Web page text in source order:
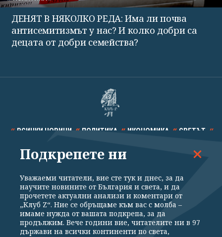
ДЕНЯТ В НЯКОЛКО РЕДА: Има ли почва
антисемитизмът у нас? И колко добри са
децата от добри семейства?
ВСИЧКИ НОВИНИ ПОЛИТИКА ИКОНОМИКА СВЕТЪТ
СПОРТ КУЛТУРА ТЕХНОЛОГИИ КАЛЕЙДОСКОП
Общи условия Политика за поверителност
Подкрепете ни
Уважаеми читатели, вие сте тук и днес, за да
научите новините от България и света, и да
прочетете актуални анализи и коментари от
„Клуб Z“. Ние се обръщаме към вас с молба –
имаме нужда от вашата подкрепа, за да
продължим. Вече години вие, читателите ни в 97
държави на всички континенти по света,